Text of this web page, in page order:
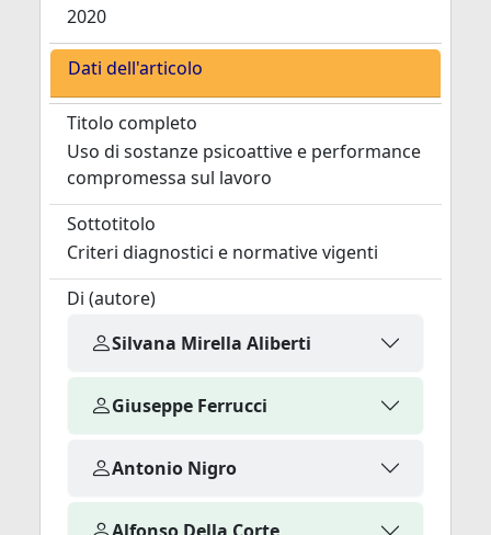
2020
Dati dell'articolo
Titolo completo
Uso di sostanze psicoattive e performance
compromessa sul lavoro
Sottotitolo
Criteri diagnostici e normative vigenti
Di (autore)
Silvana Mirella Aliberti
Giuseppe Ferrucci
Antonio Nigro
Alfonso Della Corte